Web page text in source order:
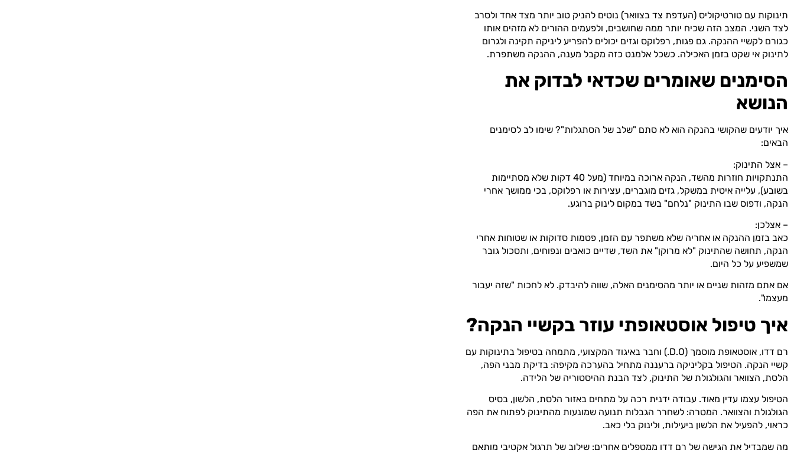
תינוקות עם טורטיקוליס (העדפת צד בצוואר) נוטים להניק טוב יותר מצד אחד ולסרב
לצד השני. המצב הזה שכיח יותר ממה שחושבים, ולפעמים ההורים לא מזהים אותו
כגורם לקשיי ההנקה. גם פגות, רפלוקס וגזים יכולים להפריע ליניקה תקינה ולגרום
לתינוק אי שקט בזמן האכילה. כשכל אלמנט כזה מקבל מענה, ההנקה משתפרת.
הסימנים שאומרים שכדאי לבדוק את
הנושא
איך יודעים שהקושי בהנקה הוא לא סתם "שלב של הסתגלות"? שימו לב לסימנים
הבאים:
– אצל התינוק:
התנתקויות חוזרות מהשד, הנקה ארוכה במיוחד (מעל 40 דקות שלא מסתיימות
בשובע), עלייה איטית במשקל, גזים מוגברים, עצירות או רפלוקס, בכי ממושך אחרי
הנקה, ודפוס שבו התינוק "נלחם" בשד במקום לינוק ברוגע.
– אצלכן:
כאב בזמן ההנקה או אחריה שלא משתפר עם הזמן, פטמות סדוקות או שטוחות אחרי
הנקה, תחושה שהתינוק "לא מרוקן" את השד, שדיים כואבים ונפוחים, ותסכול גובר
שמשפיע על כל היום.
אם אתם מזהות שניים או יותר מהסימנים האלה, שווה להיבדק. לא לחכות "שזה יעבור
מעצמו".
איך טיפול אוסטאופתי עוזר בקשיי הנקה?
רם דדו, אוסטאופת מוסמך (D.O.) וחבר באיגוד המקצועי, מתמחה בטיפול בתינוקות עם
קשיי הנקה. הטיפול בקליניקה ברעננה מתחיל בהערכה מקיפה: בדיקת מבני הפה,
הלסת, הצוואר והגולגולת של התינוק, לצד הבנת ההיסטוריה של הלידה.
הטיפול עצמו עדין מאוד. עבודה ידנית רכה על מתחים באזור הלסת, הלשון, בסיס
הגולגולת והצוואר. המטרה: לשחרר הגבלות תנועה שמונעות מהתינוק לפתוח את הפה
כראוי, להפעיל את הלשון ביעילות, ולינוק בלי כאב.
מה שמבדיל את הגישה של רם דדו ממטפלים אחרים: שילוב של תרגול אקטיבי מותאם